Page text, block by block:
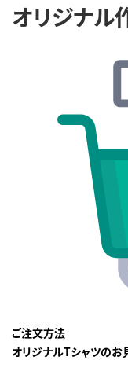
オリジナル
ご注文方法
オリジナルTシャツのお